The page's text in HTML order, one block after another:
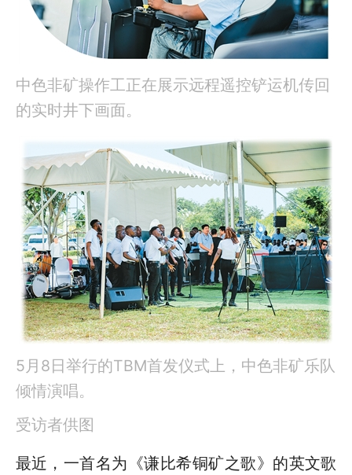
中色非矿操作工正在展示远程遥控铲运机传回
的实时井下画面。
5月8日举行的TBM首发仪式上，中色非矿乐队
倾情演唱。
受访者供图
最近，一首名为《谦比希铜矿之歌》的英文歌